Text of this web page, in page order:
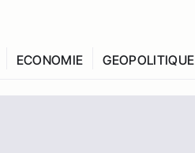
ECONOMIE GEOPOLITIQUE